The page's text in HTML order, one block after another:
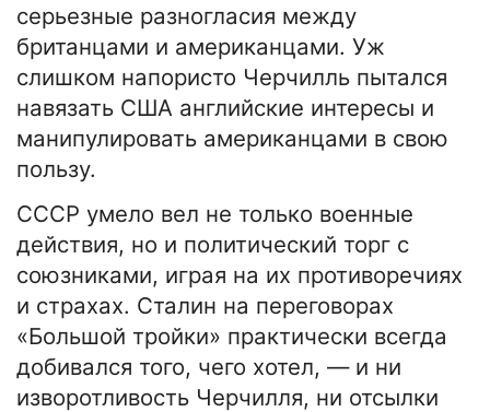
серьезные разногласия между
британцами и американцами. Уж
слишком напористо Черчилль пытался
навязать США английские интересы и
манипулировать американцами в свою
пользу.
СССР умело вел не только военные
действия, но и политический торг с
союзниками, играя на их противоречиях
и страхах. Сталин на переговорах
«Большой тройки» практически всегда
добивался того, чего хотел, — и ни
изворотливость Черчилля, ни отсылки